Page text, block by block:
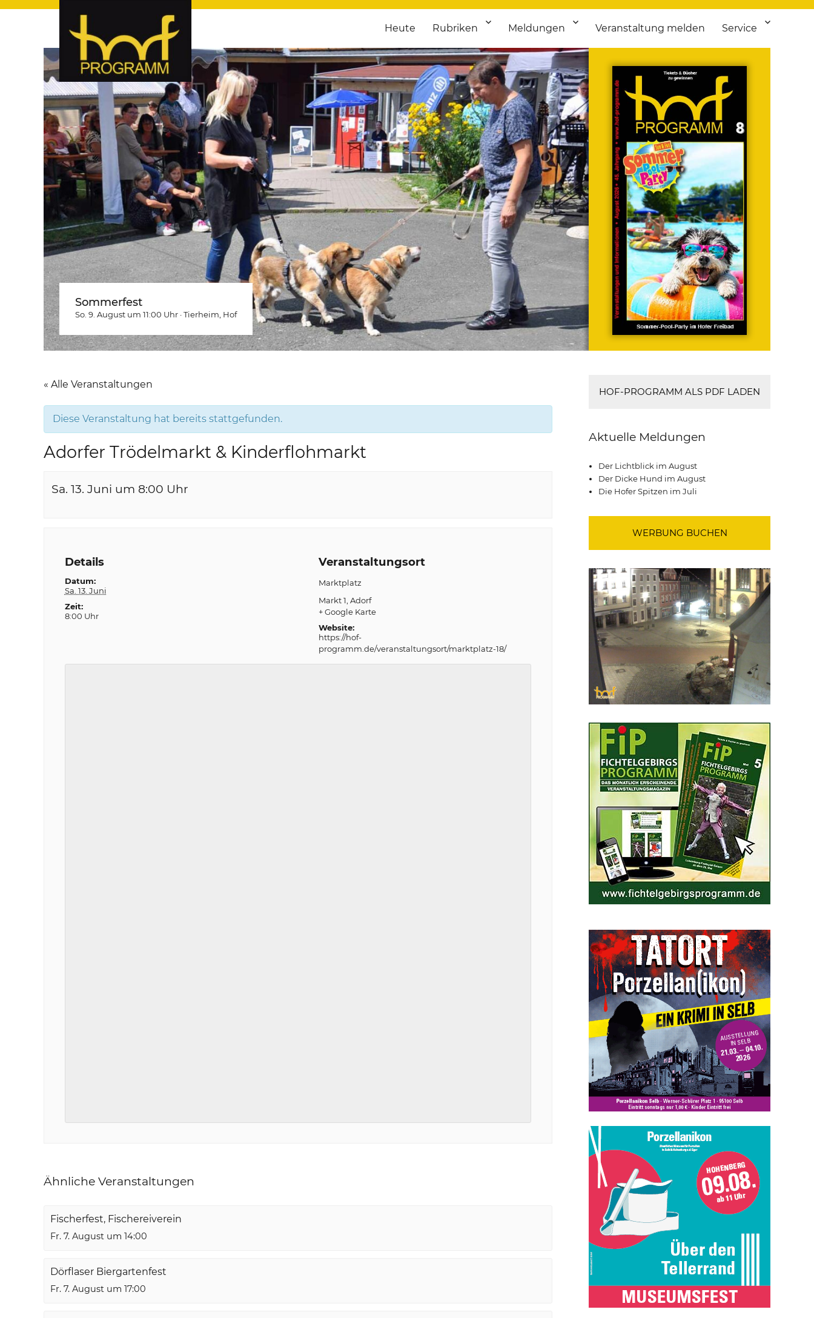
hof-programm – das Veranstaltungsportal für Hochfranken
hof-programm – das Veranstaltungsportal für Hof und Hochfranken. Täglich aktuelle Termine von Kultur bis Sport, von Theater bis Flohmarkt.
Heute Rubriken Meldungen Veranstaltung melden Service
Sommerfest
So. 9. August um 11:00 Uhr ·Tierheim , Hof
« Alle Veranstaltungen
Diese Veranstaltung hat bereits stattgefunden.
Adorfer Trödelmarkt & Kinderflohmarkt
Sa. 13. Juni um 8:00 Uhr
Details
Datum:
Sa. 13. Juni
Zeit:
8:00 Uhr
Veranstaltungsort
Marktplatz
Markt 1 Adorf
+ Google Karte
Website:
https://hof-
programm.de/veranstaltungsort/marktplatz-18/
Ähnliche Veranstaltungen
Fischerfest, Fischereiverein
Fr. 7. August um 14:00
Dörflaser Biergartenfest
Fr. 7. August um 17:00
HOF-PROGRAMM ALS PDF LADEN
Aktuelle Meldungen
Der Lichtblick im August
Der Dicke Hund im August
Die Hofer Spitzen im Juli
WERBUNG BUCHEN